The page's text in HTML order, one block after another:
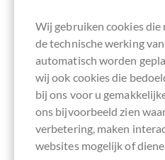
Chocolade
Chocolade
Wij gebruiken cookies
de technische werking
automatisch worden
wij ook cookies die
bij ons voor u
ons bijvoorbeeld zien
verbetering, maken
websites mogelijk of